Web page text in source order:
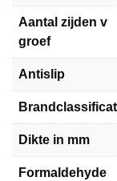
Aantal zijden v
groef
Antislip
Dikte in mm
Formaldehyde